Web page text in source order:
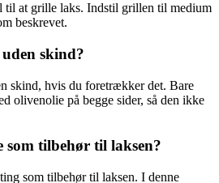
til at grille laks. Indstil grillen til medium
beskrevet.
skind?
skind, hvis du foretrækker det. Bare
olivenolie på begge sider, så den ikke
som tilbehør til laksen?
som tilbehør til laksen. I denne